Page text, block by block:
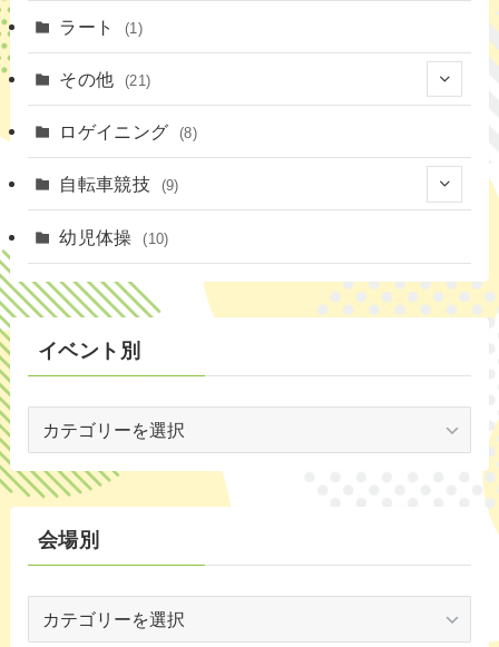
(3)
(14)
(4)
(20)
(19)
(1)
(5)
(16)
(6)
(3)
(2)
ラート (1)
その他 (21)
(4)
ロゲイニング (8)
自転車競技 (9)
幼児体操 (10)
イベント別
ン
ト
別
会場別